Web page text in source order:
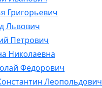
Григорьевич
Львович
Петрович
Николаевна
Фёдорович
Леопольдович